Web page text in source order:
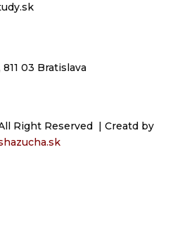
03 Bratislava
Right Reserved | Creatd by